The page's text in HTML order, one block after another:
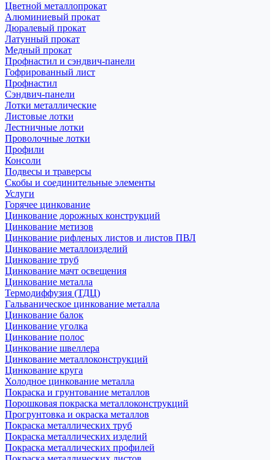
Цветной металлопрокат
Алюминиевый прокат
Дюралевый прокат
Латунный прокат
Медный прокат
Профнастил и сэндвич-панели
Гофрированный лист
Профнастил
Сэндвич-панели
Лотки металлические
Листовые лотки
Лестничные лотки
Проволочные лотки
Профили
Консоли
Подвесы и траверсы
Скобы и соединительные элементы
Услуги
Горячее цинкование
Цинкование дорожных конструкций
Цинкование метизов
Цинкование рифленых листов и листов ПВЛ
Цинкование металлоизделий
Цинкование труб
Цинкование мачт освещения
Цинкование металла
Термодиффузия (ТДЦ)
Гальваническое цинкование металла
Цинкование балок
Цинкование уголка
Цинкование полос
Цинкование швеллера
Цинкование металлоконструкций
Цинкование круга
Холодное цинкование металла
Покраска и грунтование металлов
Порошковая покраска металлоконструкций
Прогрунтовка и окраска металлов
Покраска металлических труб
Покраска металлических изделий
Покраска металлических профилей